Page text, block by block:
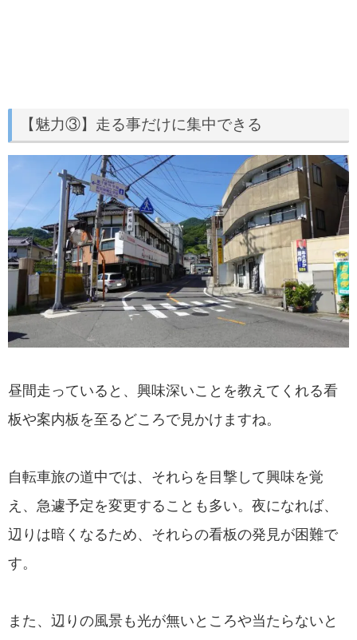
【魅力③】走る事だけに集中できる
昼間走っていると、興味深いことを教えてくれる看
板や案内板を至るどころで見かけますね。
自転車旅の道中では、それらを目撃して興味を覚
え、急遽予定を変更することも多い。夜になれば、
辺りは暗くなるため、それらの看板の発見が困難で
す。
また、辺りの風景も光が無いところや当たらないと